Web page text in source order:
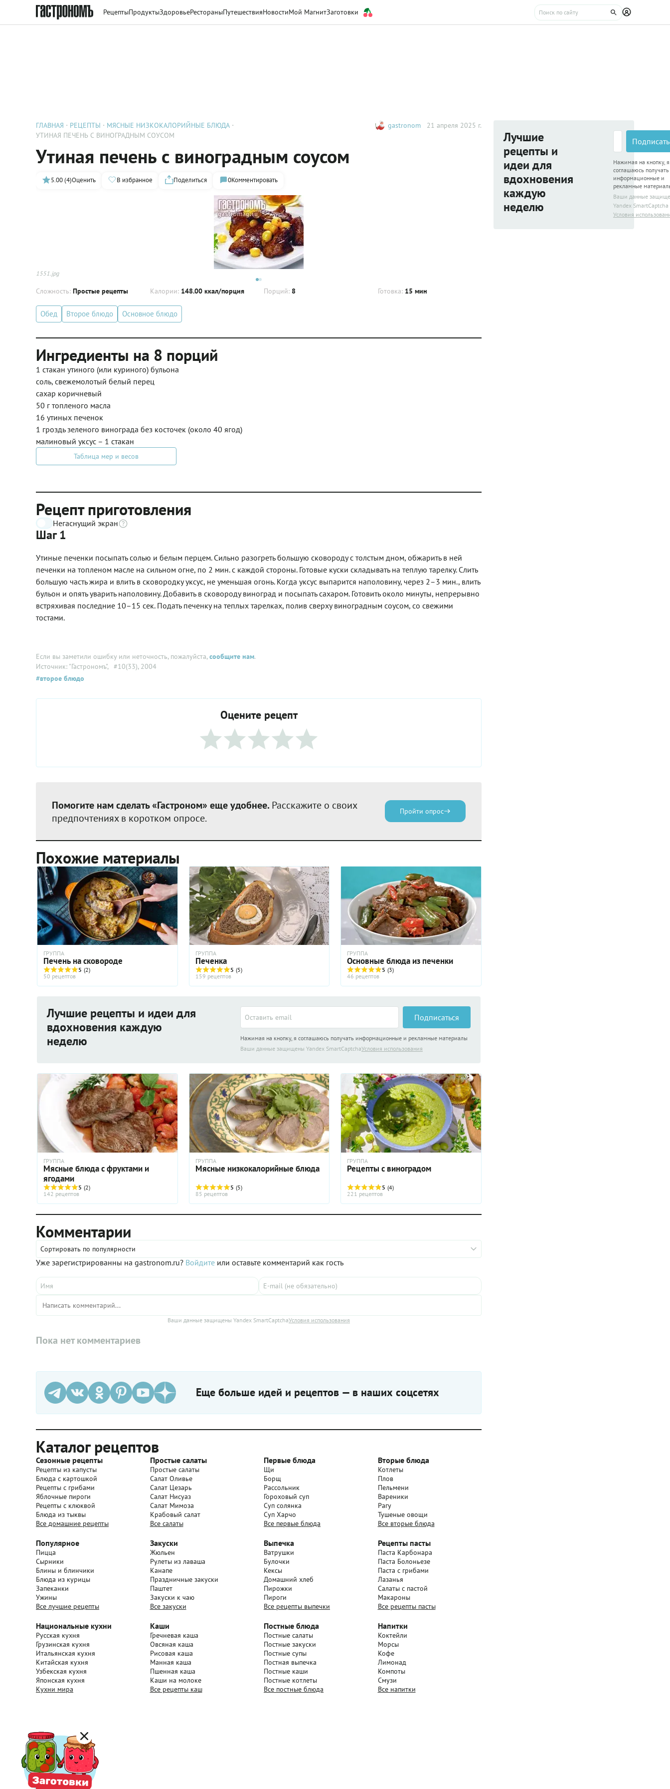
РецептыПродуктыЗдоровьеРестораныПутешествияНовостиМой МагнитЗаготовки
ГЛАВНАЯ РЕЦЕПТЫ
МЯСНЫЕ НИЗКОКАЛОРИЙНЫЕ БЛЮДА
УТИНАЯ ПЕЧЕНЬ С ВИНОГРАДНЫМ СОУСОМ
gastronom 21 апреля 2025 г.
Утиная печень с виноградным соусом
5.00 (4)Оценить В избранное Поделиться 0Комментировать
1551.jpg
Сложность: Простые рецепты Калории: 148.00 ккал/порция Порций: 8 Готовка: 15 мин
Обед Второе блюдо Основное блюдо
Ингредиенты на 8 порций
1 стакан утиного (или куриного) бульона
соль, свежемолотый белый перец
сахар коричневый
50 г топленого масла
16 утиных печенок
1 гроздь зеленого винограда без косточек (около 40 ягод)
малиновый уксус – 1 стакан
Таблица мер и весов
Рецепт приготовления
Негаснущий экран
Шаг 1
Утиные печенки посыпать солью и белым перцем. Сильно разогреть большую сковороду с толстым дном, обжарить в ней
печенки на топленом масле на сильном огне, по 2 мин. с каждой стороны. Готовые куски складывать на теплую тарелку. Слить
большую часть жира и влить в сковородку уксус, не уменьшая огонь. Когда уксус выпарится наполовину, через 2–3 мин., влить
бульон и опять уварить наполовину. Добавить в сковороду виноград и посыпать сахаром. Готовить около минуты, непрерывно
встряхивая последние 10–15 сек. Подать печенку на теплых тарелках, полив сверху виноградным соусом, со свежими
тостами.
Если вы заметили ошибку или неточность, пожалуйста,сообщите нам.
Источник: "Гастрономъ", #10(33), 2004
#второе блюдо
Оцените рецепт
Помогите нам сделать «Гастроном» еще удобнее. Расскажите о своих
предпочтениях в коротком опросе.
Пройти опрос
Похожие материалы
ГРУППА
Печень на сковороде
5 (2)
50 рецептов
ГРУППА
Печенка
5 (5)
159 рецептов
ГРУППА
Основные блюда из печенки
5 (3)
46 рецептов
Лучшие рецепты и идеи для
вдохновения каждую
неделю
Подписаться
Нажимая на кнопку, я соглашаюсь получать информационные и рекламные материалы
Ваши данные защищены Yandex SmartCaptchaУсловия использования
ГРУППА
Мясные блюда с фруктами и
ягодами
5 (2)
142 рецептов
ГРУППА
Мясные низкокалорийные блюда
5 (5)
85 рецептов
ГРУППА
Рецепты с виноградом
5 (4)
221 рецептов
Комментарии
Сортировать по популярности
Уже зарегистрированны на gastronom.ru? Войдите или оставьте комментарий как гость
Ваши данные защищены Yandex SmartCaptchaУсловия использования
Пока нет комментариев
Еще больше идей и рецептов — в наших соцсетях
Каталог рецептов
Сезонные рецепты
Рецепты из капусты
Блюда с картошкой
Рецепты с грибами
Яблочные пироги
Рецепты с клюквой
Блюда из тыквы
Все домашние рецепты
Простые салаты
Простые салаты
Салат Оливье
Салат Цезарь
Салат Нисуаз
Салат Мимоза
Крабовый салат
Все салаты
Первые блюда
Щи
Борщ
Рассольник
Гороховый суп
Суп солянка
Суп Харчо
Все первые блюда
Вторые блюда
Котлеты
Плов
Пельмени
Вареники
Рагу
Тушеные овощи
Все вторые блюда
Популярное
Пицца
Сырники
Блины и блинчики
Блюда из курицы
Запеканки
Ужины
Все лучшие рецепты
Закуски
Жюльен
Рулеты из лаваша
Канапе
Праздничные закуски
Паштет
Закуски к чаю
Все закуски
Выпечка
Ватрушки
Булочки
Кексы
Домашний хлеб
Пирожки
Пироги
Все рецепты выпечки
Рецепты пасты
Паста Карбонара
Паста Болоньезе
Паста с грибами
Лазанья
Салаты с пастой
Макароны
Все рецепты пасты
Национальные кухни
Русская кухня
Грузинская кухня
Итальянская кухня
Китайская кухня
Узбекская кухня
Японская кухня
Кухни мира
Каши
Гречневая каша
Овсяная каша
Рисовая каша
Манная каша
Пшенная каша
Каши на молоке
Все рецепты каш
Постные блюда
Постные салаты
Постные закуски
Постные супы
Постная выпечка
Постные каши
Постные котлеты
Все постные блюда
Напитки
Коктейли
Морсы
Кофе
Лимонад
Компоты
Смузи
Все напитки
Лучшие
рецепты и
идеи для
вдохновения
каждую
неделю
Нажимая на кнопку, я
соглашаюсь получать
информационные и
рекламные
Ваши данные
Yandex SmartCaptcha
Условия